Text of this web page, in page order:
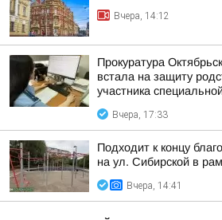
Вчера, 14:12
Прокуратура
встала на защиту
участника
Вчера, 17:33
Подходит к концу
на ул. Сибирской в
Вчера, 14:41